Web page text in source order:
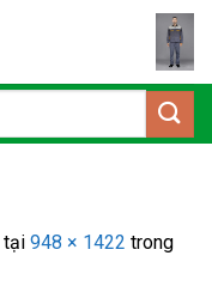
tại 948 × 1422 trong